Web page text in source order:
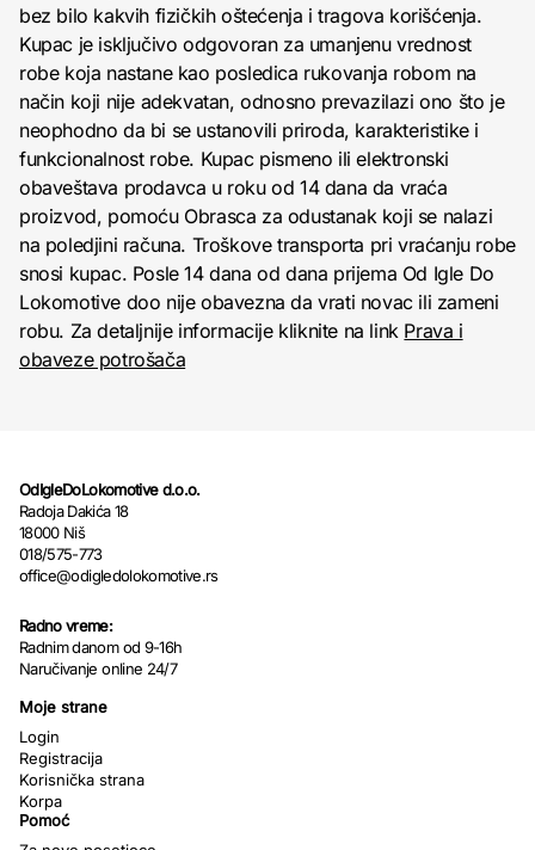
bez bilo kakvih fizičkih oštećenja i tragova korišćenja.
Kupac je isključivo odgovoran za umanjenu vrednost
robe koja nastane kao posledica rukovanja robom na
način koji nije adekvatan, odnosno prevazilazi ono što je
neophodno da bi se ustanovili priroda, karakteristike i
funkcionalnost robe. Kupac pismeno ili elektronski
obaveštava prodavca u roku od 14 dana da vraća
proizvod, pomoću Obrasca za odustanak koji se nalazi
na poledjini računa. Troškove transporta pri vraćanju robe
snosi kupac. Posle 14 dana od dana prijema Od Igle Do
Lokomotive doo nije obavezna da vrati novac ili zameni
robu. Za detaljnije informacije kliknite na link Prava i
obaveze potrošača
OdIgleDoLokomotive d.o.o.
Radoja Dakića 18
18000 Niš
018/575-773
office@odigledolokomotive.rs
Radno vreme:
Radnim danom od 9-16h
Naručivanje online 24/7
Moje strane
Login
Registracija
Korisnička strana
Korpa
Pomoć